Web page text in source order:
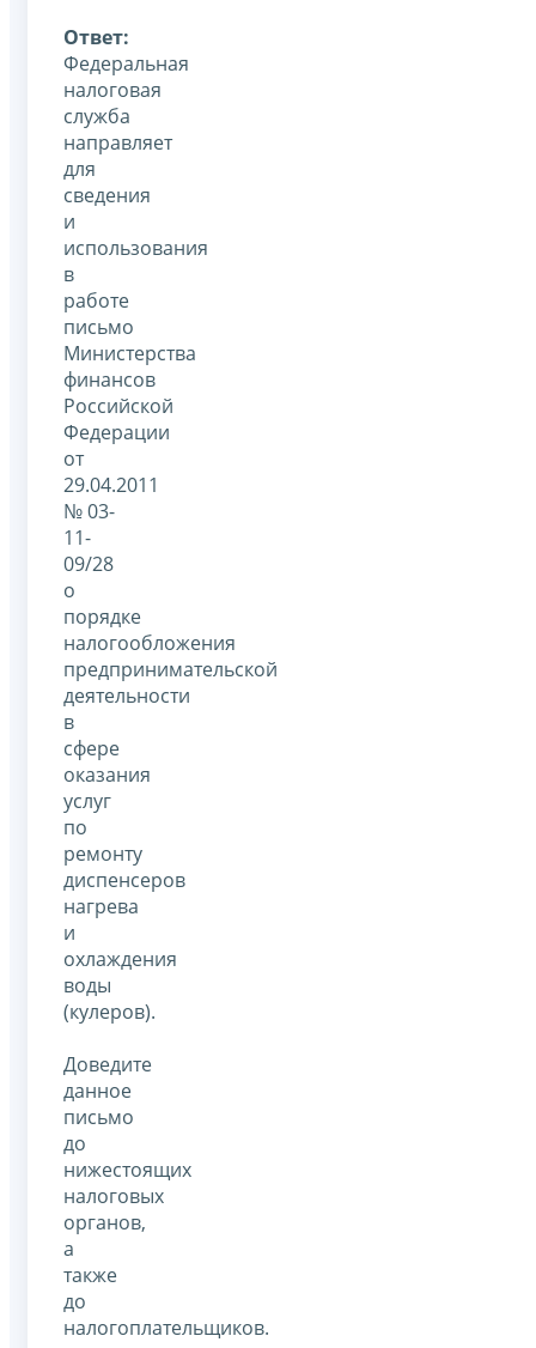
Ответ:
Федеральная
налоговая
служба
направляет
для
сведения
и
использования
в
работе
письмо
Министерства
финансов
Российской
Федерации
от
29.04.2011
№ 03-
11-
09/28
о
порядке
налогообложения
предпринимательской
деятельности
в
сфере
оказания
услуг
по
ремонту
диспенсеров
нагрева
и
охлаждения
воды
(кулеров).
Доведите
данное
письмо
до
нижестоящих
налоговых
органов,
а
также
до
налогоплательщиков.